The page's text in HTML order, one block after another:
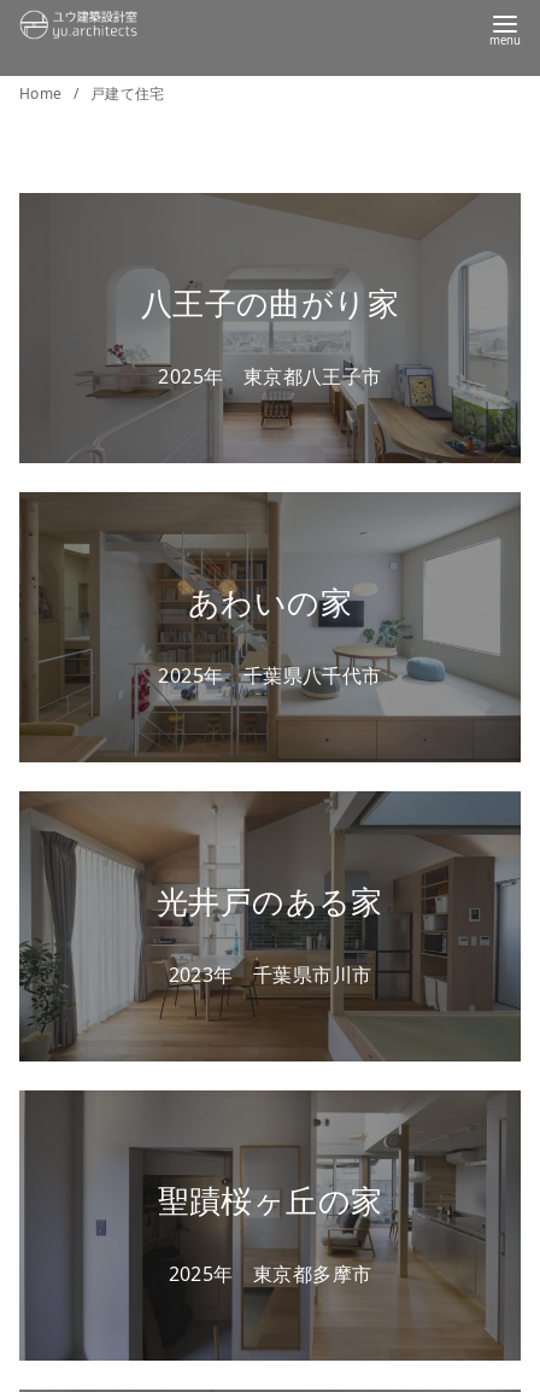
Home 戸建て住宅
八王子の曲がり家
2025年 東京都八王子市
あわいの家
2025年 千葉県八千代市
光井戸のある家
2023年 千葉県市川市
聖蹟桜ヶ丘の家
2025年 東京都多摩市